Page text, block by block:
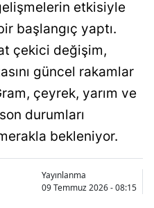
etkisiyle
başlangıç yaptı.
çekici değişim,
güncel rakamlar
çeyrek, yarım ve
durumları
bekleniyor.
Yayınlanma
09 Temmuz 2026 - 08:15